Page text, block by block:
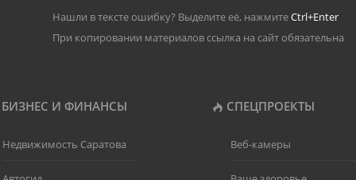
Нашли в тексте ошибку? Выделите её, нажмитеCtrl+Enter
При копировании материалов ссылка на сайт обязательна
БИЗНЕС И ФИНАНСЫ СПЕЦПРОЕКТЫ
Недвижимость Саратова Веб-камеры